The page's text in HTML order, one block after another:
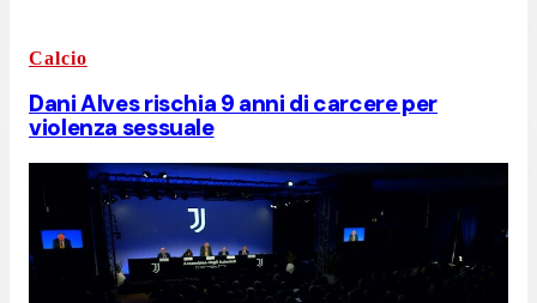
Calcio
Dani Alves rischia 9 anni di carcere per
violenza sessuale